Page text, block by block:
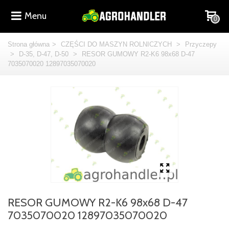
Menu 0
Strona główna > CZĘŚCI DO MASZYN ROLNICZYCH >
Przyczepy
>
D-35, D-47, D-50 >
RESOR GUMOWY R2-K6 98x68 D-47
7035070020 12897035070020
RESOR GUMOWY R2-K6 98x68 D-47
7035070020 12897035070020